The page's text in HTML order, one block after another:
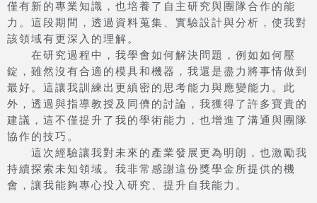
僅有新的專業知識，也培養了自主研究與團隊合作的能
力。這段期間，透過資料蒐集、實驗設計與分析，使我對
該領域有更深入的理解。
在研究過程中，我學會如何解決問題，例如如何壓
錠，雖然沒有合適的模具和機器，我還是盡力將事情做到
最好。這讓我訓練出更縝密的思考能力與應變能力。此
外，透過與指導教授及同儕的討論，我獲得了許多寶貴的
建議，這不僅提升了我的學術能力，也增進了溝通與團隊
協作的技巧。
這次經驗讓我對未來的產業發展更為明朗，也激勵我
持續探索未知領域。我非常感謝這份獎學金所提供的機
會，讓我能夠專心投入研究、提升自我能力。